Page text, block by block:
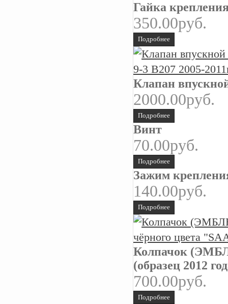
Гайка
350.00руб.
Подробнее
Клапан
2000.00руб.
Подробнее
Винт
70.00руб.
Подробнее
Зажим
140.00руб.
Подробнее
Колпачок
(образец 2012
700.00руб.
Подробнее